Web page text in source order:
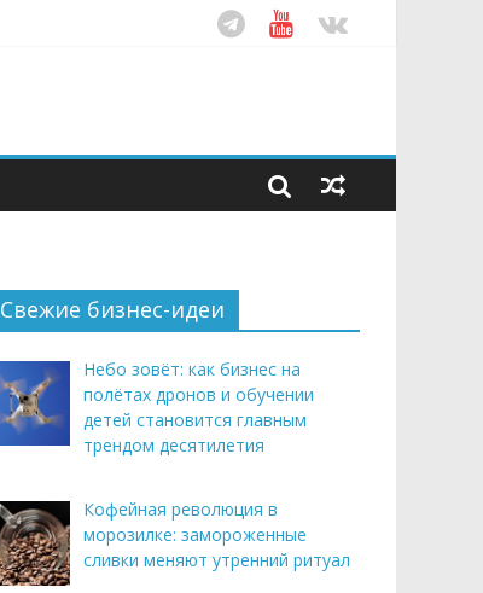
Свежие бизнес-идеи
Небо зовёт: как бизнес на
полётах дронов и обучении
детей становится главным
трендом десятилетия
Кофейная революция в
морозилке: замороженные
сливки меняют утренний ритуал